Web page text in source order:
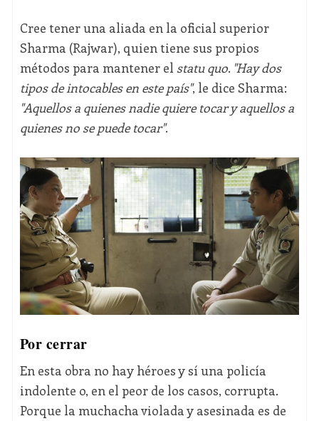
Cree tener una aliada en la oficial superior
Sharma (Rajwar), quien tiene sus propios
métodos para mantener el statu quo. "Hay dos
tipos de intocables en este país", le dice Sharma:
"Aquellos a quienes nadie quiere tocar y aquellos a
quienes no se puede tocar".
Por cerrar
En esta obra no hay héroes y sí una policía
indolente o, en el peor de los casos, corrupta.
Porque la muchacha violada y asesinada es de